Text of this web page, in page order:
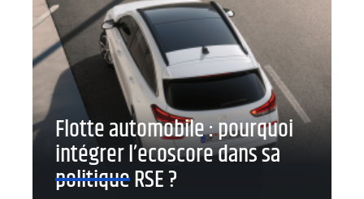
Flotte automobile : pourquoi
intégrer l’ecoscore dans sa
politique RSE ?